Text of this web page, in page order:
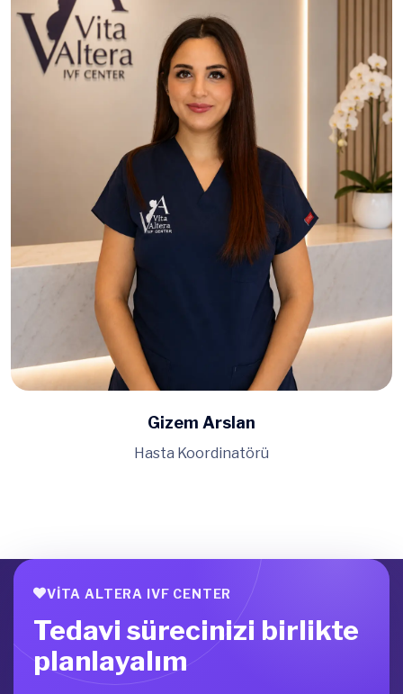
Gizem Arslan
Hasta Koordinatörü
VITA ALTERA IVF CENTER
Tedavi sürecinizi birlikte
planlayalım